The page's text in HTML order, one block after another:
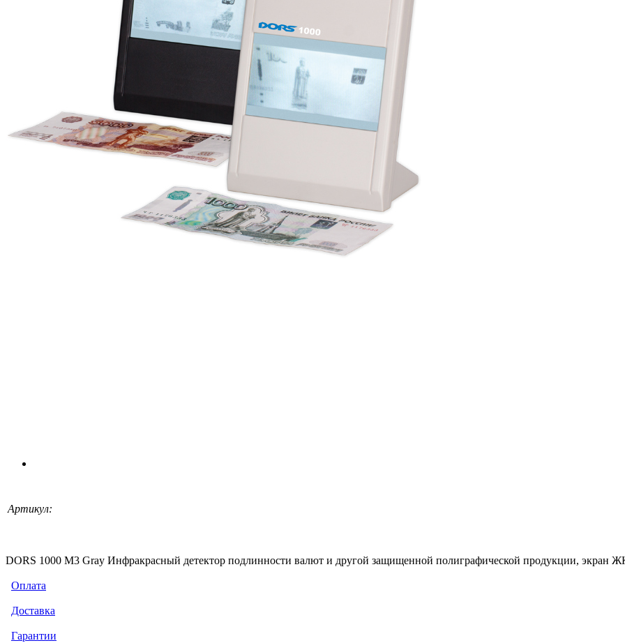
Артикул:
DORS 1000 М3 Gray Инфракрасный детектор подлинности валют и другой защищенной полиграфической продукции, экран
Оплата
Доставка
Гарантии